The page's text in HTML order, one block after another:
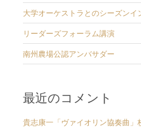
大学オーケストラとのシーズンイ
リーダーズフォーラム講演
南州農場公認アンバサダー
最近のコメント
貴志康一「ヴァイオリン協奏曲」